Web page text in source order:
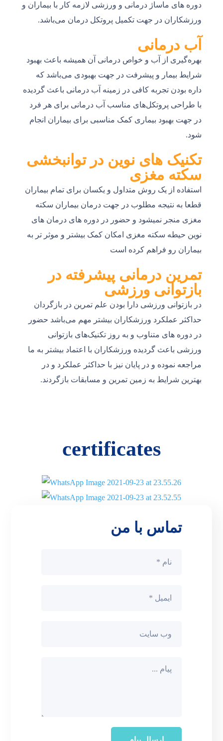
دوره های ماساژ درمانی و ورزشی لازمه کار با بیماران و
ورزشکاران در جهت تکمیل پروتکل درمان می‌باشد.
آب درمانی
بهره‌گیری از آب و خواص درمانی آن همیشه باعث بهبود
شرایط بیمار و پیشرفت در جهت بهبودی می‌باشد که
داره بودن تجربه کافی در زمینه آب درمانی باعث گردیده
با طراحی پروتکل‌های مناسب آب درمانی برای هر فرد
در جهت بهبود بیماری کمک مناسبی برای بیماران انجام
شود.
تکنیک های نوین در توانبخشی
سکته مغزی
استفاده از یک روش متداول و یکسان برای تمام بیماران
قطعا به نتیجه مطلوب در جهت درمان بیماران سکته
مغزی منجر نمیشود و حضور در دوره های درمان های
نوین حیطه سکته مغزی امکان کمک بیشتر و موثر تر به
بیماران رو فراهم کرده است
تمرین درمانی پیشرفته در
بازتوانی ورزشی
در بازتوانی ورزشی دارا بودن علم تمرین در بازگردان
حداکثر عملکرد ورزشکاران بیشتر مهم می‌باشد حضور
در دوره های متناوب و به روز تکنیک‌های بازتوانی
ورزشی باعث گردیده ورزشکاران با اعتماد بیشتر به ما
مراجعه نموده و در پایان نیز با حداکثر عملکرد و در
بهترین شرایط به زمین تمرین و مسابقات بازگردند.
certificates
تماس با من